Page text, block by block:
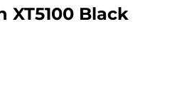
XT5100 Black